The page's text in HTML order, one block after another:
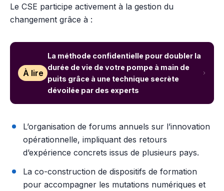
Le CSE participe activement à la gestion du
changement grâce à :
À lire
La méthode confidentielle pour doubler la
durée de vie de votre pompe à main de
puits grâce à une technique secrète
dévoilée par des experts
L’organisation de forums annuels sur l’innovation
opérationnelle, impliquant des retours
d’expérience concrets issus de plusieurs pays.
La co-construction de dispositifs de formation
pour accompagner les mutations numériques et